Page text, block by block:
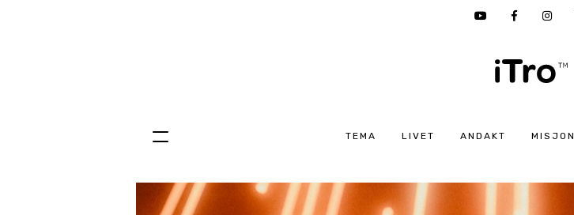
TEMA LIVET ANDAKT MISJON
Hopp
innhold